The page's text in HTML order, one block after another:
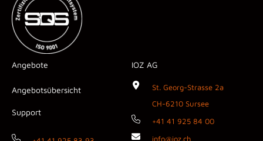
Angebote
Angebotsübersicht
Support
IOZ AG
St. Georg-Strasse 2a
CH-6210 Sursee
+41 41 925 84 00
info@ioz.ch